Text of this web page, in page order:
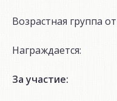
Возрастная группа
Награждается:
За участие: